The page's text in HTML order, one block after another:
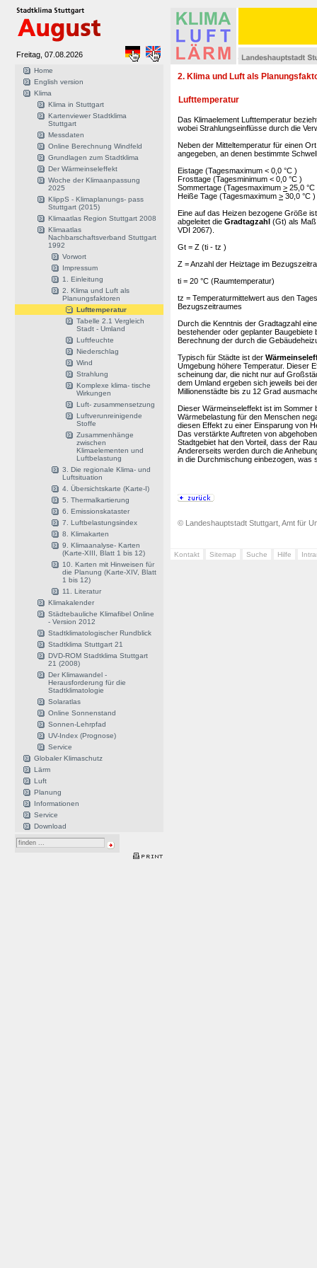
Freitag, 07.08.2026
Home
English version
Klima
Klima in Stuttgart
Kartenviewer Stadtklima
Stuttgart
Messdaten
Online Berechnung Windfeld
Grundlagen zum Stadtklima
Der Wärmeinseleffekt
Woche der Klimaanpassung
2025
KlippS - Klimaplanungs- pass
Stuttgart (2015)
Klimaatlas Region Stuttgart 2008
Klimaatlas
Nachbarschaftsverband Stuttgart
1992
Vorwort
Impressum
1. Einleitung
2. Klima und Luft als
Planungsfaktoren
Lufttemperatur
Tabelle 2.1 Vergleich
Stadt - Umland
Luftfeuchte
Niederschlag
Wind
Strahlung
Komplexe klima- tische
Wirkungen
Luft- zusammensetzung
Luftverunreinigende
Stoffe
Zusammenhänge
zwischen
Klimaelementen und
Luftbelastung
3. Die regionale Klima- und
Luftsituation
4. Übersichtskarte (Karte-I)
5. Thermalkartierung
6. Emissionskataster
7. Luftbelastungsindex
8. Klimakarten
9. Klimaanalyse- Karten
(Karte-XIII, Blatt 1 bis 12)
10. Karten mit Hinweisen für
die Planung (Karte-XIV, Blatt
1 bis 12)
11. Literatur
Klimakalender
Städtebauliche Klimafibel Online
- Version 2012
Stadtklimatologischer Rundblick
Stadtklima Stuttgart 21
DVD-ROM Stadtklima Stuttgart
21 (2008)
Der Klimawandel -
Herausforderung für die
Stadtklimatologie
Solaratlas
Online Sonnenstand
Sonnen-Lehrpfad
UV-Index (Prognose)
Service
Globaler Klimaschutz
Lärm
Luft
Planung
Informationen
Service
Download
2. Klima und Luft als
Lufttemperatur
Das Klimaelement Lufttemperatur
wobei Strahlungseinflüsse durch die
Neben der Mitteltemperatur für einen
angegeben, an denen bestimmte
Eistage (Tagesmaximum < 0,0 °C )
Frosttage (Tagesminimum < 0,0 °C )
Sommertage (Tagesmaximum > 25,0 °C
Heiße Tage (Tagesmaximum > 30,0 °C )
Eine auf das Heizen bezogene Größe
abgeleitet die Gradtagzahl (Gt) als
VDI 2067).
Gt = Z (ti - tz )
Z = Anzahl der Heiztage im
ti = 20 °C (Raumtemperatur)
tz = Temperaturmittelwert aus den
Bezugszeitraumes
Durch die Kenntnis der Gradtagzahl
bestehender oder geplanter
Berechnung der durch die
Typisch für Städte ist der
Umgebung höhere Temperatur. Dieser
scheinung dar, die nicht nur auf
dem Umland ergeben sich jeweils bei
Millionenstädte bis zu 12 Grad
Dieser Wärmeinseleffekt ist im
Wärmebelastung für den Menschen
diesen Effekt zu einer Einsparung von
Das verstärkte Auftreten von
Stadtgebiet hat den Vorteil, dass der
Andererseits werden durch die
in die Durchmischung einbezogen, was
© Landeshauptstadt Stuttgart, Amt für
Kontakt Sitemap Suche Hilfe